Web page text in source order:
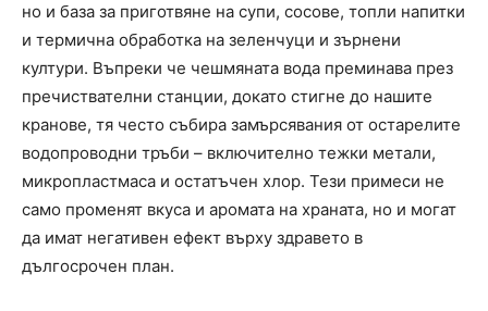
но и база за приготвяне на супи, сосове, топли напитки
и термична обработка на зеленчуци и зърнени
култури. Въпреки че чешмяната вода преминава през
пречиствателни станции, докато стигне до нашите
кранове, тя често събира замърсявания от остарелите
водопроводни тръби – включително тежки метали,
микропластмаса и остатъчен хлор. Тези примеси не
само променят вкуса и аромата на храната, но и могат
да имат негативен ефект върху здравето в
дългосрочен план.